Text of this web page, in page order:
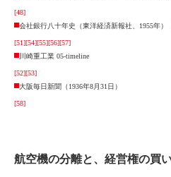
[48]
会社銀行八十年史（東洋経済新報社、1955年）
[51][54][55][56][57]
川崎重工業 05-timeline
[52][53]
大阪毎日新聞（1936年8月31日）
[58]
航空機の分離と、経営権の買